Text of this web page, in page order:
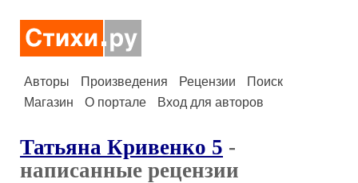
Авторы Произведения Рецензии
Поиск
Магазин
О портале Вход для авторов
Татьяна Кривенко 5 -
написанные рецензии